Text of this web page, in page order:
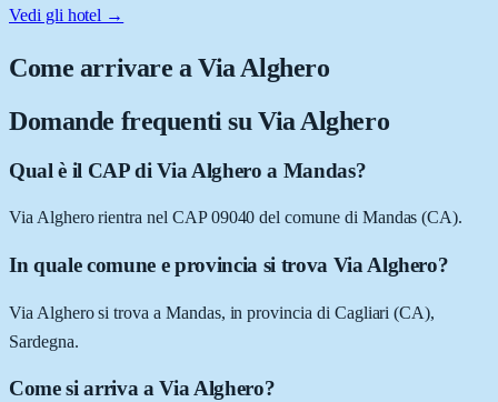
Vedi gli hotel →
Come arrivare aVia Alghero
Domande frequenti su Via Alghero
Qual è il CAP di Via Alghero a Mandas?
Via Alghero rientra nel CAP 09040 del comune di Mandas (CA).
In quale comune e provincia si trova Via Alghero?
Via Alghero si trova a Mandas, in provincia di Cagliari (CA),
Sardegna.
Come si arriva a Via Alghero?